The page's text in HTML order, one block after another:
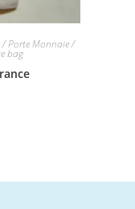
/ Porte Monnaie /
bag